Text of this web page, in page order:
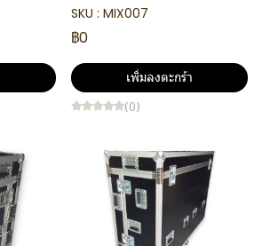
SKU : MIX007
฿0
เพิ่มลงตะกร้า
(0)